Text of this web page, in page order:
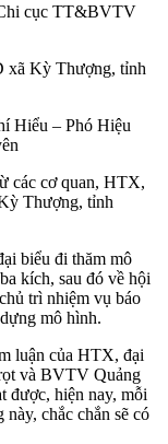
cục TT&BVTV
xã Kỳ Thượng, tỉnh
Hiểu – Phó Hiệu
các cơ quan, HTX,
Thượng, tỉnh
biểu đi thăm mô
kích, sau đó về hội
trì nhiệm vụ báo
mô hình.
luận của HTX, đại
và BVTV Quảng
được, hiện nay, mỗi
chắc chắn sẽ có